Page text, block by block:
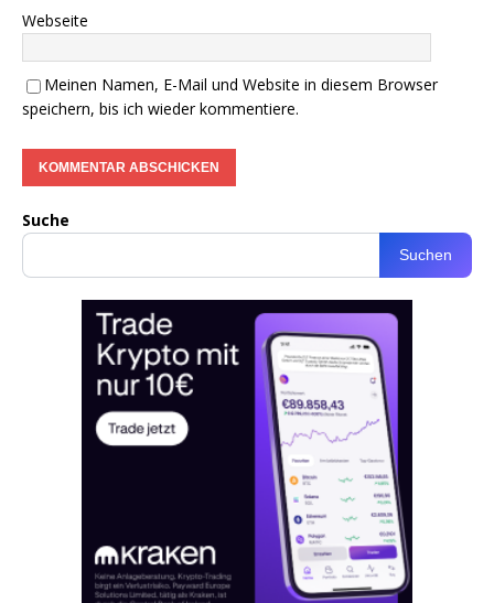
Webseite
Meinen Namen, E-Mail und Website in diesem Browser
speichern, bis ich wieder kommentiere.
Suche
Suchen